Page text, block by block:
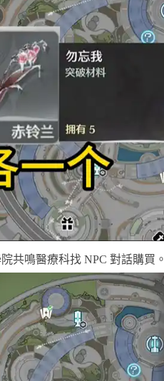
共鳴醫療科找 NPC 對話購買。